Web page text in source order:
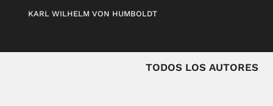
KARL WILHELM VON HUMBOLDT
TODOS LOS AUTORES